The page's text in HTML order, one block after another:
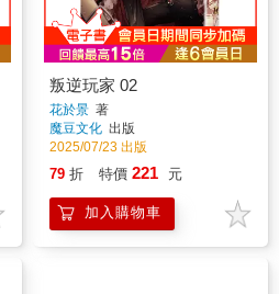
叛逆玩家 02
花於景 著
魔豆文化 出版
2025/07/23 出版
79 折 特價 221 元
加入購物車